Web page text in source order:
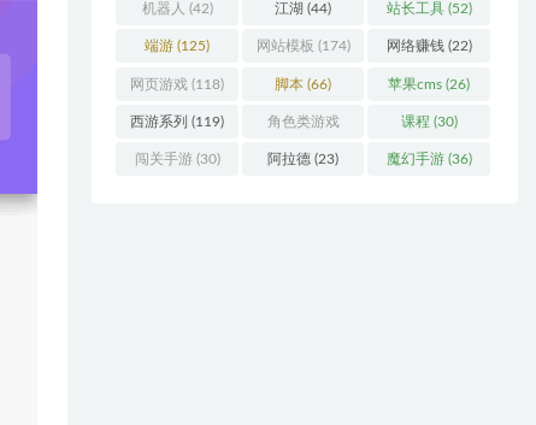
机器人 (42) 江湖 (44) 站长工具(52)
端游 (125) 网站模板 (174) 网络赚钱(22)
网页游戏 (118) 脚本 (66) 苹果cms (26)
西游系列 (119) 角色类游戏
(306)
课程 (30)
闯关手游(30) 阿拉德 (23) 魔幻手游(36)